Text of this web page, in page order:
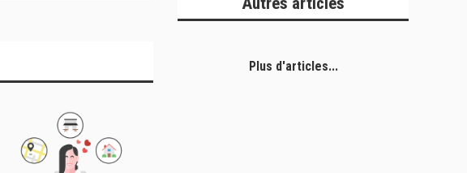
Plus d'articles...